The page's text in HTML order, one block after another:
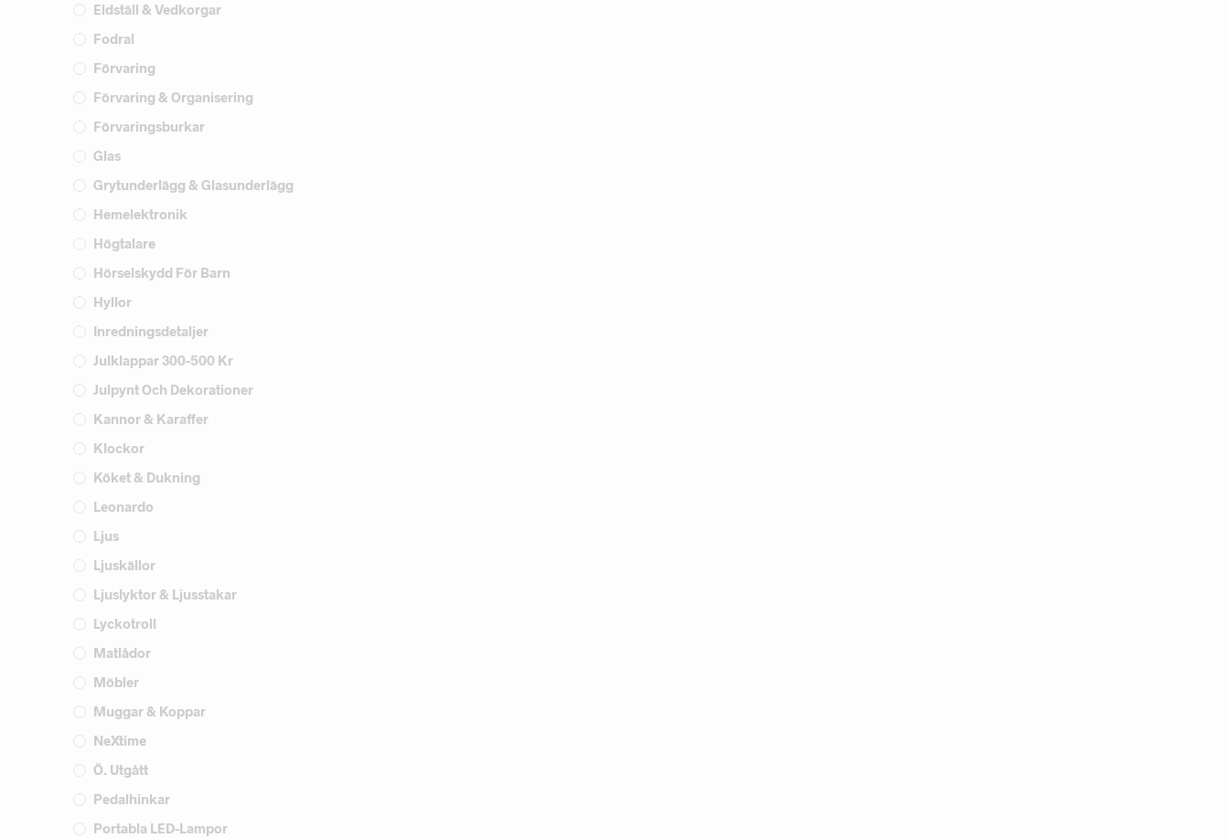
Eldställ & Vedkorgar
Fodral
Förvaring
Förvaring & Organisering
Förvaringsburkar
Glas
Grytunderlägg & Glasunderlägg
Hemelektronik
Högtalare
Hörselskydd För Barn
Hyllor
Inredningsdetaljer
Julklappar 300-500 Kr
Julpynt Och Dekorationer
Kannor & Karaffer
Klockor
Köket & Dukning
Leonardo
Ljus
Ljuskällor
Ljuslyktor & Ljusstakar
Lyckotroll
Matlådor
Möbler
Muggar & Koppar
NeXtime
Ö. Utgått
Pedalhinkar
Portabla LED-Lampor